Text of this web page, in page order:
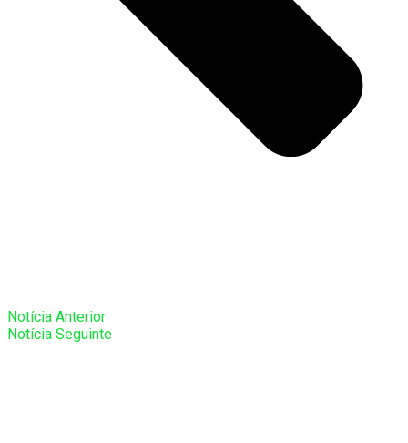
Notícia Anterior
Notícia Seguinte